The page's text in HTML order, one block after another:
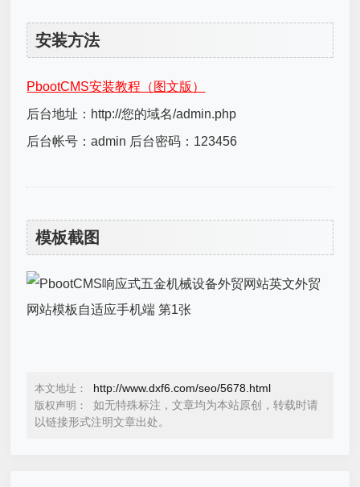
安装方法
PbootCMS安装教程（图文版）
后台地址：http://您的域名/admin.php
后台帐号：admin 后台密码：123456
模板截图
本文地址： http://www.dxf6.com/seo/5678.html
版权声明：
如无特殊标注，文章均为本站原创，转载时请
以链接形式注明文章出处。